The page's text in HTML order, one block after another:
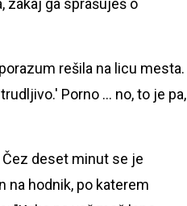
rešila na licu mesta.
Porno … no, to je pa,
Čez deset minut se je
na hodnik, po katerem